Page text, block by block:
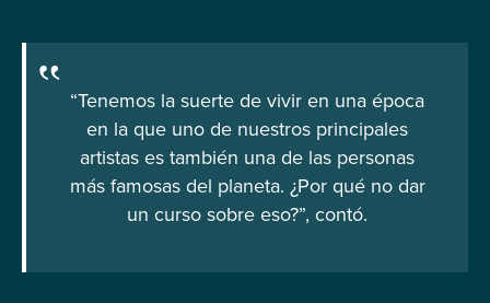
“Tenemos la suerte de vivir en una época
en la que uno de nuestros principales
artistas es también una de las personas
más famosas del planeta. ¿Por qué no dar
un curso sobre eso?”, contó.